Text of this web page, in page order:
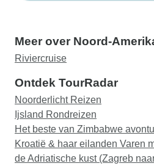
Meer over Noord-
Riviercruise
Ontdek TourRadar
Noorderlicht Reizen
Ijsland Rondreizen
Het beste van Zimbabwe
Kroatië & haar eilanden Varen
de Adriatische kust (Zagreb